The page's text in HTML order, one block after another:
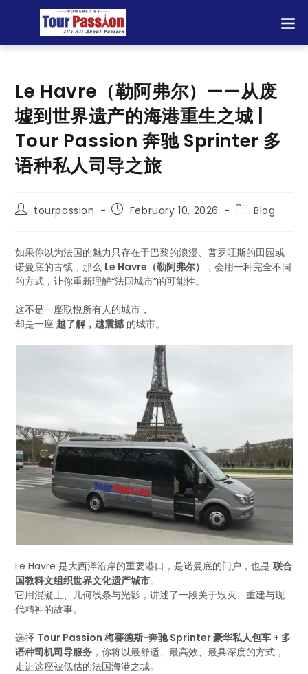
Le Havre（勒阿弗尔）——从废
墟到世界遗产的海港重生之城 |
Tour Passion 奔驰 Sprinter 多
语种私人司导之旅
tourpassion February 10, 2026 Blog
如果你以为法国的魅力只存在于巴黎的浪漫、普罗旺斯的田园或
诺曼底的古镇，那么 Le Havre（勒阿弗尔）
，会用一种完全不同
的方式，让你重新理解“法国城市”的可能性。
这不是一座取悦所有人的城市，
却是一座越了解，越震撼 的城市。
Le Havre 是大西洋沿岸的重要港口，是诺曼底的门户，也是联合
国教科文组织世界文化遗产城市。
它用混凝土、几何线条与光影，讲述了一段关于毁灭、重建与现
代精神的故事。
选择 Tour Passion 梅赛德斯-奔驰 Sprinter 豪华私人包车 + 多
语种司机司导服务 ，你将以最舒适、最高效、最具深度的方式，
走进这座被低估的法国海港之城。